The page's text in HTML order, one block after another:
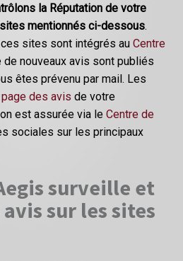
la Réputation de votre
mentionnés ci-dessous.
sites sont intégrés au Centre
de nouveaux avis sont publiés
êtes prévenu par mail. Les
page des avis de votre
est assurée via le Centre de
sociales sur les principaux
surveille et
sur les sites